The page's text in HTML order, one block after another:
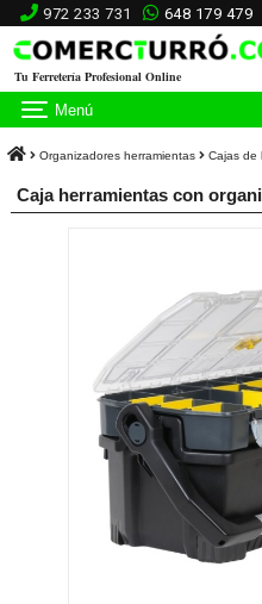
972 233 731 648 179 479
Tu Ferretería Profesional Online
Menú
Organizadores herramientas Cajas de
Caja herramientas con